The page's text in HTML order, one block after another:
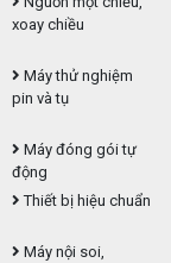
xoay chiều
Máy thử nghiệm
pin và tụ
Máy đóng gói tự
động
Thiết bị hiệu chuẩn
Máy nội soi,